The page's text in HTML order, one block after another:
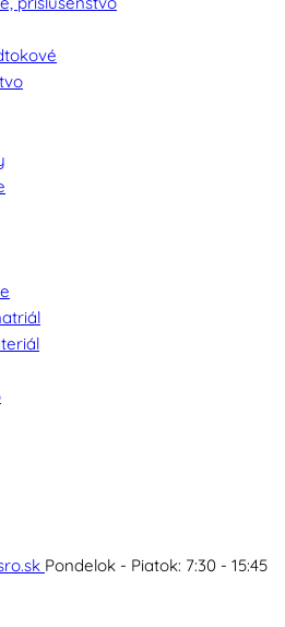
Pondelok - Piatok: 7:30 - 15:45